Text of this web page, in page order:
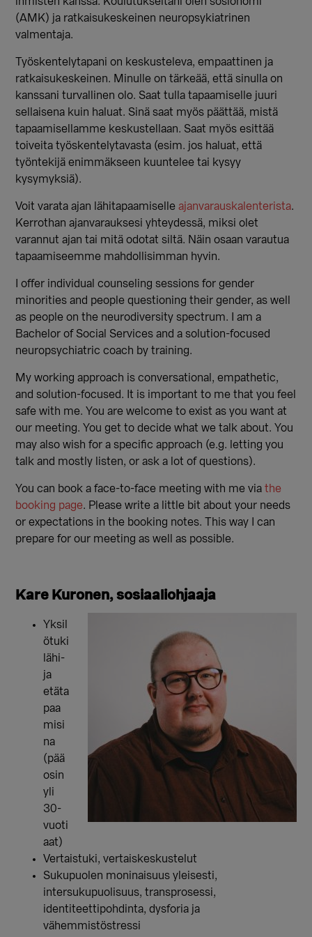
(AMK) ja ratkaisukeskeinen neuropsykiatrinen
valmentaja.
Työskentelytapani on keskusteleva, empaattinen ja
ratkaisukeskeinen. Minulle on tärkeää, että sinulla on
kanssani turvallinen olo. Saat tulla tapaamiselle juuri
sellaisena kuin haluat. Sinä saat myös päättää, mistä
tapaamisellamme keskustellaan. Saat myös esittää
toiveita työskentelytavasta (esim. jos haluat, että
työntekijä enimmäkseen kuuntelee tai kysyy
kysymyksiä).
Voit varata ajan lähitapaamiselleajanvarauskalenterista.
Kerrothan ajanvarauksesi yhteydessä, miksi olet
varannut ajan tai mitä odotat siltä. Näin osaan varautua
tapaamiseemme mahdollisimman hyvin.
I offer individual counseling sessions for gender
minorities and people questioning their gender, as well
as people on the neurodiversity spectrum. I am a
Bachelor of Social Services and a solution-focused
neuropsychiatric coach by training.
My working approach is conversational, empathetic,
and solution-focused. It is important to me that you feel
safe with me. You are welcome to exist as you want at
our meeting. You get to decide what we talk about. You
may also wish for a specific approach (e.g. letting you
talk and mostly listen, or ask a lot of questions).
You can book a face-to-face meeting with me viathe
booking page. Please write a little bit about your needs
or expectations in the booking notes. This way I can
prepare for our meeting as well as possible.
Kare Kuronen, sosiaaliohjaaja
Yksil
ötuki
lähi-
ja
etäta
paa
misi
na
(pää
osin
yli
30-
vuoti
aat)
Vertaistuki, vertaiskeskustelut
Sukupuolen moninaisuus yleisesti,
intersukupuolisuus, transprosessi,
identiteettipohdinta, dysforia ja
vähemmistöstressi